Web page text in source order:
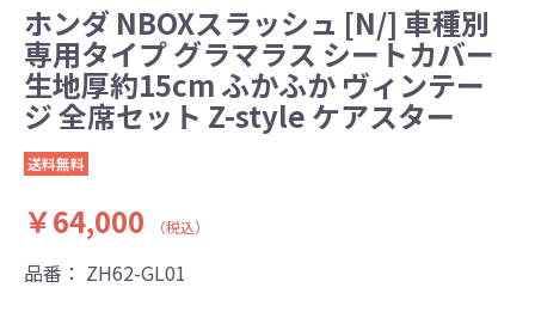
ホンダ NBOXスラッシュ [N/] 車種別
専用タイプ グラマラス シートカバー
生地厚約15cm ふかふか ヴィンテー
ジ 全席セット Z-style ケアスター
送料無料
￥64,000 （税込）
品番： ZH62-GL01